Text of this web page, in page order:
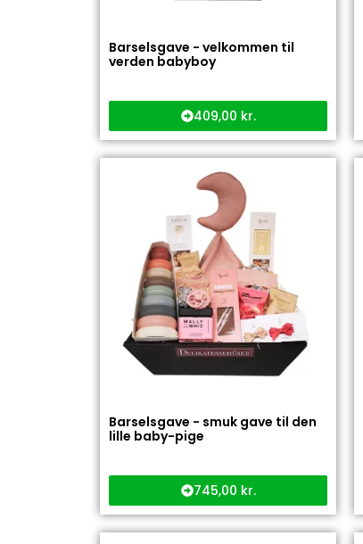
Barselsgave - velkommen til
verden babyboy
409,00 kr.
Barselsgave - smuk gave til den
lille baby-pige
745,00 kr.